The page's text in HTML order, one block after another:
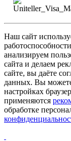
Наш сайт
анализируем
сайта и делаем
сайте, вы даёте
данных. Вы
настройках
применяются
обработке